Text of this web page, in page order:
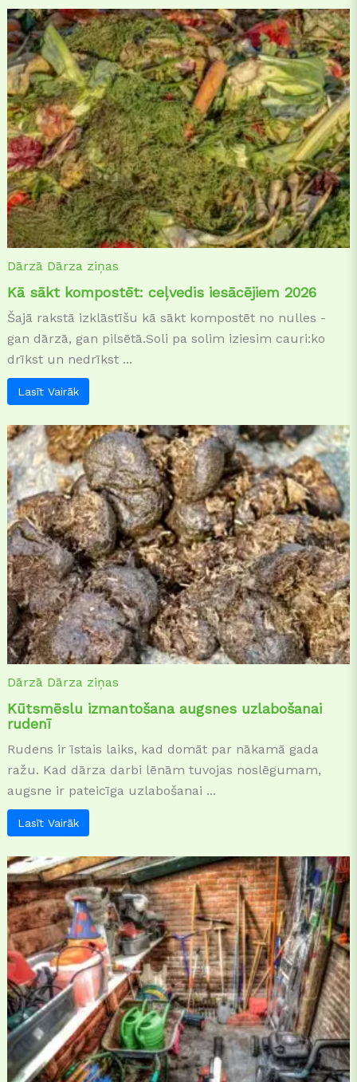
Dārzā Dārza ziņas
Kā sākt kompostēt: ceļvedis iesācējiem 2026
Šajā rakstā izklāstīšu kā sākt kompostēt no nulles -
gan dārzā, gan pilsētā.Soli pa solim iziesim cauri:ko
drīkst un nedrīkst ...
Lasīt Vairāk
Dārzā Dārza ziņas
Kūtsmēslu izmantošana augsnes uzlabošanai
rudenī
Rudens ir īstais laiks, kad domāt par nākamā gada
ražu. Kad dārza darbi lēnām tuvojas noslēgumam,
augsne ir pateicīga uzlabošanai ...
Lasīt Vairāk